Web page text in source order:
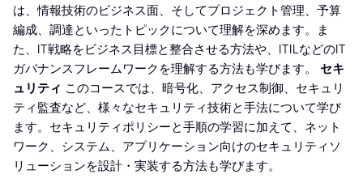
は、情報技術のビジネス面、そしてプロジェクト管理、予算
編成、調達といったトピックについて理解を深めます。ま
た、IT戦略をビジネス目標と整合させる方法や、ITILなどのIT
ガバナンスフレームワークを理解する方法も学びます。 セキ
ュリティ このコースでは、暗号化、アクセス制御、セキュリ
ティ監査など、様々なセキュリティ技術と手法について学び
ます。セキュリティポリシーと手順の学習に加えて、ネット
ワーク、システム、アプリケーション向けのセキュリティソ
リューションを設計・実装する方法も学びます。